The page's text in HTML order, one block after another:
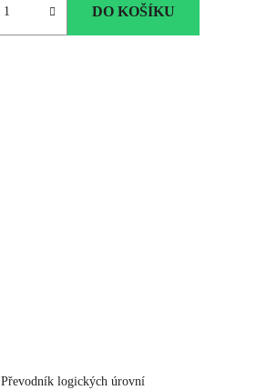
DO KOŠÍKU
Převodník logických úrovní